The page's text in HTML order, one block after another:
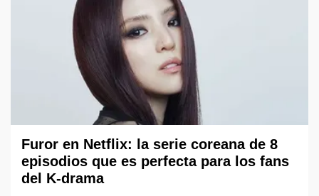
Furor en Netflix: la serie coreana de 8
episodios que es perfecta para los fans
del K-drama